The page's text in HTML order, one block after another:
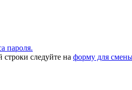
пароля.
следуйте на форму для